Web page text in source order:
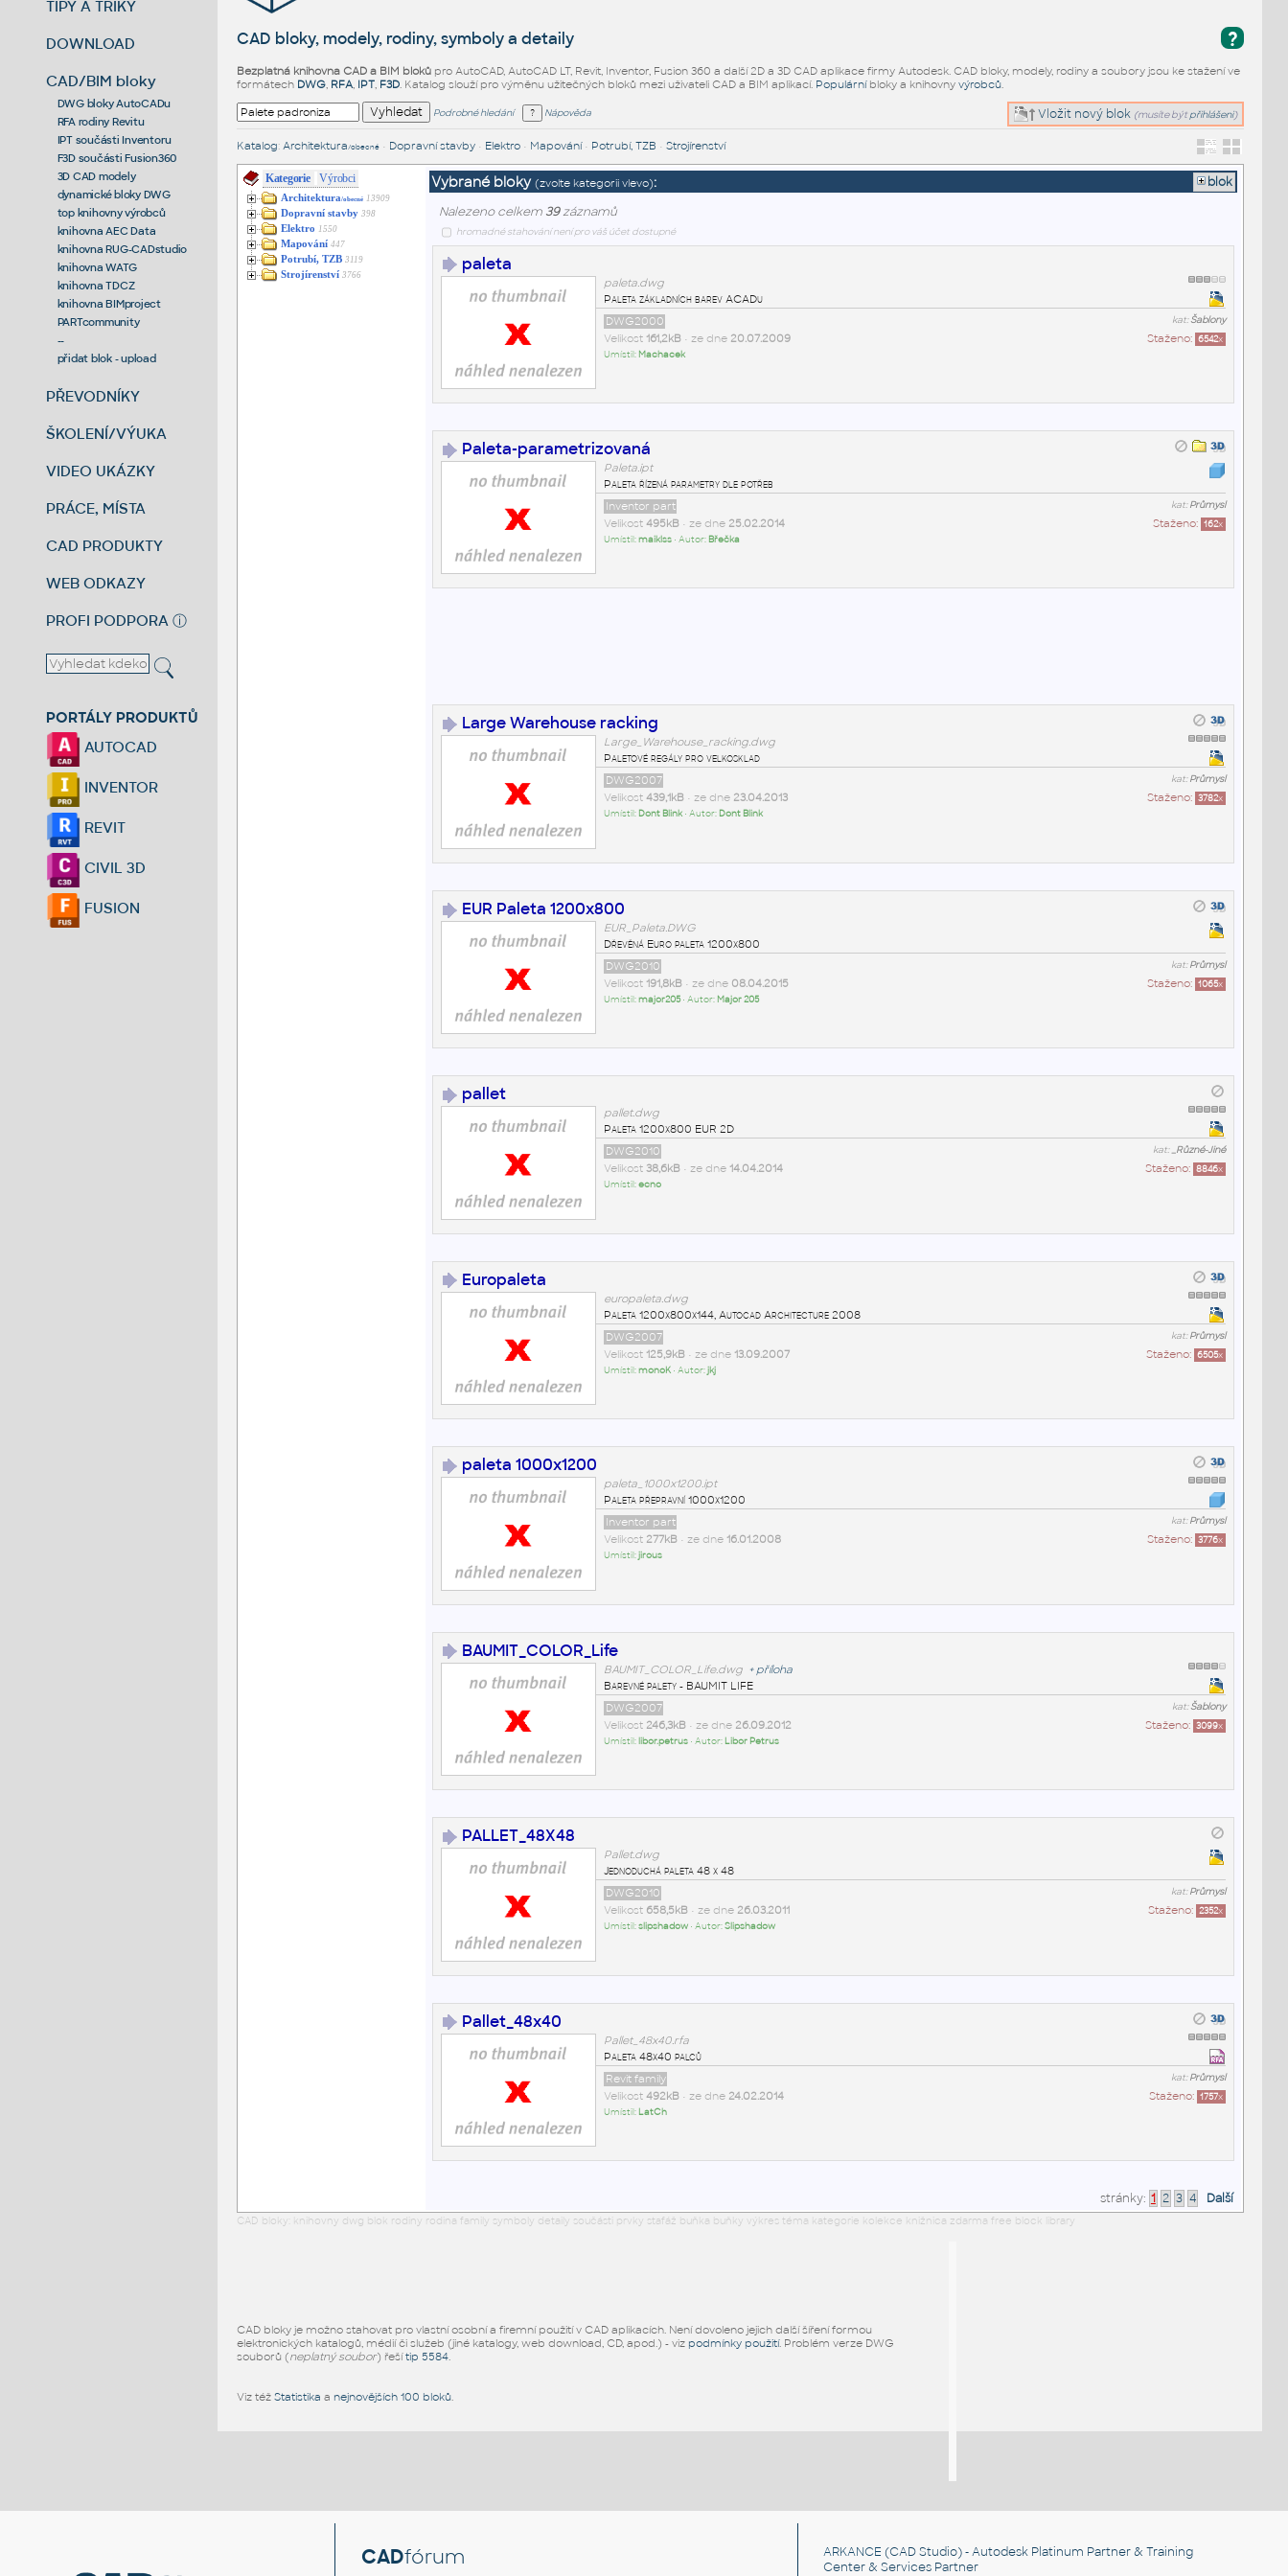
TIPY A TRIKY
DOWNLOAD
CAD/BIM bloky
DWG bloky AutoCADu
RFA rodiny Revitu
IPT součásti Inventoru
F3D součásti Fusion360
3D CAD modely
dynamické bloky DWG
top knihovny výrobců
knihovna AEC Data
knihovna RUG-CADstudio
knihovna WATG
knihovna TDCZ
knihovna BIMproject
PARTcommunity
--
přidat blok - upload
PŘEVODNÍKY
ŠKOLENÍ/VÝUKA
VIDEO UKÁZKY
PRÁCE, MÍSTA
CAD PRODUKTY
WEB ODKAZY
PROFI PODPORA ⓘ
PORTÁLY PRODUKTŮ
AUTOCAD
INVENTOR
REVIT
CIVIL 3D
FUSION
?
CAD bloky, modely, rodiny, symboly a detaily
Bezplatná knihovna CAD a BIM blokůpro AutoCAD, AutoCAD LT, Revit, Inventor, Fusion 360 a další 2D a 3D CAD aplikace firmy Autodesk. CAD bloky, modely, rodiny a soubory jsou ke stažení ve
formátech DWG, RFA, IPT, F3D. Katalog slouží pro výměnu užitečných bloků mezi uživateli CAD a BIM aplikací. Populárníbloky a knihovny výrobců.
Vložit nový blok (musíte být přihlášeni)
Podrobné hledání Nápověda
Katalog: Architektura /obecné• Dopravní stavby• Elektro• Mapování• Potrubí, TZB • Strojírenství
Kategorie Výrobci
Architektura/obecné 13909
Dopravní stavby 398
Elektro 1550
Mapování 447
Potrubí, TZB 3119
Strojírenství 3766
Vybrané bloky (zvolte kategorii vlevo):
blok
Nalezeno celkem 39záznamů
hromadné stahování není pro váš účet dostupné
paleta
paleta.dwg
Paleta základních barev ACADu
kat:Šablony
DWG2000
Staženo: 6542x
Velikost 161,2kB• ze dne 20.07.2009
Umístil: Machacek
Paleta-parametrizovaná
Paleta.ipt
Paleta řízená parametry dle potřeb
kat:Průmysl
Inventor part
Staženo: 162x
Velikost 495kB• ze dne 25.02.2014
Umístil:maiklss• Autor: Břečka
Large Warehouse racking
Large_Warehouse_racking.dwg
Paletové regály pro velkosklad
kat:Průmysl
DWG2007
Staženo: 3782x
Velikost 439,1kB• ze dne 23.04.2013
Umístil: Dont Blink• Autor: Dont Blink
EUR Paleta 1200x800
EUR_Paleta.DWG
Dřevěná Euro paleta 1200x800
kat:Průmysl
DWG2010
Staženo: 1065x
Velikost 191,8kB• ze dne 08.04.2015
Umístil:major205• Autor: Major 205
pallet
pallet.dwg
Paleta 1200x800 EUR 2D
kat:_Různé-Jiné
DWG2010
Staženo: 8846x
Velikost 38,6kB• ze dne 14.04.2014
Umístil:ecno
Europaleta
europaleta.dwg
Paleta 1200x800x144, Autocad Architecture 2008
kat:Průmysl
DWG2007
Staženo: 6505x
Velikost 125,9kB• ze dne 13.09.2007
Umístil:monoK• Autor:jkj
paleta 1000x1200
paleta_1000x1200.ipt
Paleta přepravní 1000x1200
kat:Průmysl
Inventor part
Staženo: 3776x
Velikost 277kB• ze dne 16.01.2008
Umístil:jirous
BAUMIT_COLOR_Life
BAUMIT_COLOR_Life.dwg + příloha
Barevné palety - BAUMIT LIFE
kat:Šablony
DWG2007
Staženo: 3099x
Velikost 246,3kB• ze dne 26.09.2012
Umístil: libor.petrus• Autor: Libor Petrus
PALLET_48X48
Pallet.dwg
Jednoduchá paleta 48 x 48
kat:Průmysl
DWG2010
Staženo: 2352x
Velikost 658,5kB• ze dne 26.03.2011
Umístil:slipshadow• Autor:Slipshadow
Pallet_48x40
Pallet_48x40.rfa
Paleta 48x40 palců
kat:Průmysl
Revit family
Staženo: 1757x
Velikost 492kB• ze dne 24.02.2014
Umístil: LatCh
stránky: 1 2 3 4 Další
CAD bloky: knihovny dwg blok rodiny rodina family symboly detaily součásti prvky stafáž buňka buňky výkres téma kategorie kolekce knižnica zdarma free block library
CAD bloky je možno stahovat pro vlastní osobní a firemní použití v CAD aplikacích. Není dovoleno jejich další šíření formou
elektronických katalogů, médií či služeb (jiné katalogy, web download, CD, apod.) - viz podmínky použití. Problém verze DWG
souborů (neplatný soubor) řešítip 5584.
Viz též Statistika a nejnovějších 100 bloků.
CADfórum ARKANCE (CAD Studio) - Autodesk Platinum Partner & Training
Center & Services Partner